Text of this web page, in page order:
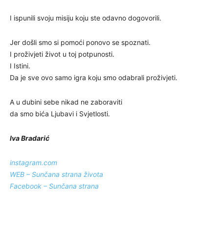
I ispunili svoju misiju koju ste odavno dogovorili.
Jer došli smo si pomoći ponovo se spoznati.
I proživjeti život u toj potpunosti.
I Istini.
Da je sve ovo samo igra koju smo odabrali proživjeti.
A u dubini sebe nikad ne zaboraviti
da smo bića Ljubavi i Svjetlosti.
Iva Bradarić
instagram.com
WEB – Sunčana strana života
Facebook – Sunčana strana